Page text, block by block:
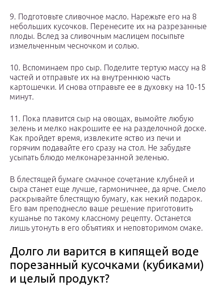
9. Подготовьте сливочное масло. Нарежьте его на 8
небольших кусочков. Перенесите их на разрезанные
плоды. Вслед за сливочным маслицем посыпьте
измельченным чесночком и солью.
10. Вспоминаем про сыр. Поделите тертую массу на 8
частей и отправьте их на внутреннюю часть
картошечки. И снова отправьте ее в духовку на 10-15
минут.
11. Пока плавится сыр на овощах, вымойте любую
зелень и мелко накрошите ее на разделочной доске.
Как пройдет время, извлеките яство из печи и
горячим подавайте его сразу на стол. Не забудьте
усыпать блюдо мелконарезанной зеленью.
В блестящей бумаге смачное сочетание клубней и
сыра станет еще лучше, гармоничнее, да ярче. Смело
раскрывайте блестящую бумагу, как некий подарок.
Его вам преподнесло ваше решение приготовить
кушанье по такому классному рецепту. Останется
лишь утонуть в его объятиях и неповторимом смаке.
Долго ли варится в кипящей воде
порезанный кусочками (кубиками)
и целый продукт?